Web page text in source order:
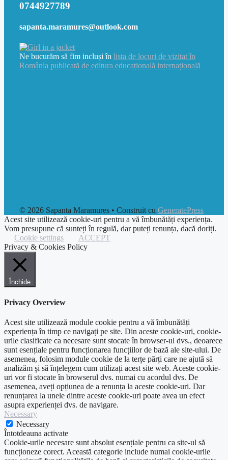
0744927789
sapanta.maramures@outlook.com
Ne bucurăm să fim incluși în lista de locuri de vizitat în
România publicată de editura educațională internațională
© 2026 Sapanta Maramures • Construit cu GeneratePress
Acest site utilizează cookie-uri pentru a vă îmbunătăți experiența.
Vom presupune că sunteți în regulă, dar puteți renunța, dacă doriți.
Cookie settings
ACCEPT
Privacy & Cookies Policy
Închide
Privacy Overview
Acest site utilizează module cookie pentru a vă îmbunătăți
experiența în timp ce navigați pe site. Din aceste cookie-uri, cookie-
urile clasificate ca necesare sunt stocate în browser-ul dvs., deoarece
sunt esențiale pentru funcționarea funcțiilor de bază ale site-ului. De
asemenea, folosim module cookie de la terțe părți care ne ajută să
analizăm și să înțelegem cum utilizați acest site web. Aceste cookie-
uri vor fi stocate în browserul dvs. numai cu acordul dvs. De
asemenea, aveți opțiunea de a renunța la aceste cookie-uri. Dar
renunțarea la unele dintre aceste cookie-uri poate avea un efect
asupra experienței dvs. de navigare.
Necessary
Necessary
Întotdeauna activate
Cookie-urile necesare sunt absolut esențiale pentru ca site-ul să
funcționeze corect. Această categorie include numai cookie-urile